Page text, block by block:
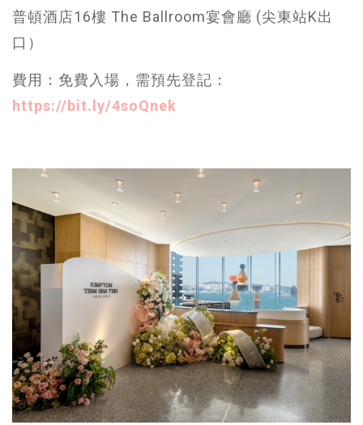
普頓酒店16樓 The Ballroom宴會廳 (尖東站K出
口）
費用：免費入場，需預先登記：
https://bit.ly/4soQnek